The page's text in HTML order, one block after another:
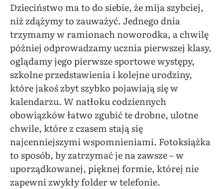
Dzieciństwo ma to do siebie, że mija szybciej,
niż zdążymy to zauważyć. Jednego dnia
trzymamy w ramionach noworodka, a chwilę
później odprowadzamy ucznia pierwszej klasy,
oglądamy jego pierwsze sportowe występy,
szkolne przedstawienia i kolejne urodziny,
które jakoś zbyt szybko pojawiają się w
kalendarzu. W natłoku codziennych
obowiązków łatwo zgubić te drobne, ulotne
chwile, które z czasem stają się
najcenniejszymi wspomnieniami. Fotoksiążka
to sposób, by zatrzymać je na zawsze – w
uporządkowanej, pięknej formie, której nie
zapewni zwykły folder w telefonie.